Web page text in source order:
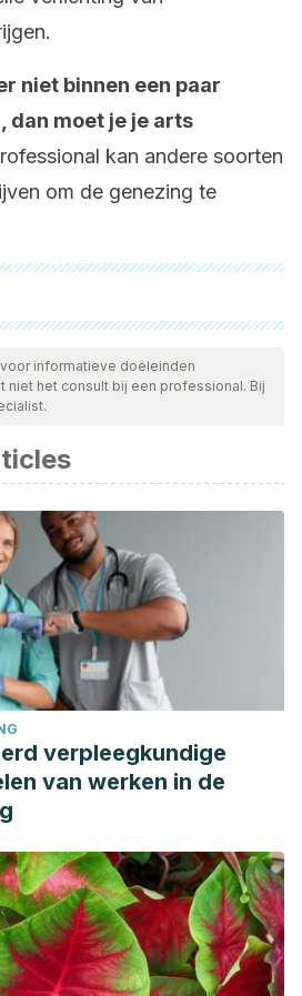
niet binnen een paar
dan moet je je arts
kan andere soorten
om de genezing te
zijn grondig gecontroleerd door
betrouwbaarheid, actualiteit en
De bibliografie van dit artikel werd
A. K., & Eekhof, J. (2008). Treatment
labialis. Canadian Family
sativum: facts and myths
Roczniki Panstwowego Zakladu
D. O., North, J. A., Murray, B. K.,
B. G. (1992). In vitro virucidal
(garlic) extract and compounds.
doi.org/10.1055/s-2006-961504
B., & Fereidani, Y. (2018). Design,
of a herbal gel contains
labial herpes infections. Dental
doi.org/10.4103/1735-3327.231865
R. (2009). Aloe vera in dermatology:
Italiano Di Dermatologia e
Ufficiale, Società Italiana Di
informatieve doeleinden
niet het consult bij een professional. Bij
verpleegkundige
van werken in de